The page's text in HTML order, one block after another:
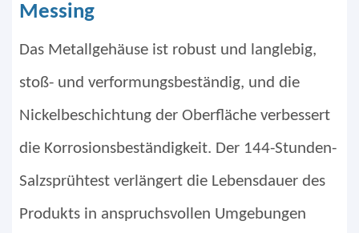
Messing
Das Metallgehäuse ist robust und langlebig,
stoß- und verformungsbeständig, und die
Nickelbeschichtung der Oberfläche verbessert
die Korrosionsbeständigkeit. Der 144-Stunden-
Salzsprühtest verlängert die Lebensdauer des
Produkts in anspruchsvollen Umgebungen